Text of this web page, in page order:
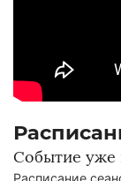
Событие